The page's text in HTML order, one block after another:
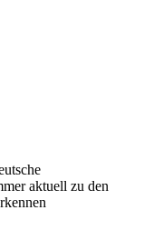
aktuell zu den